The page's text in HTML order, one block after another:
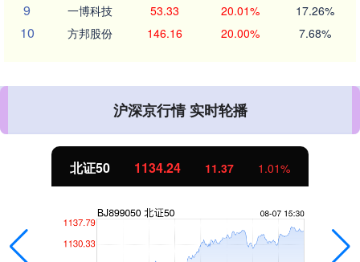
9 一博科技 53.33 20.01% 17.26%
10 方邦股份 146.16 20.00% 7.68%
沪深京行情 实时轮播
北证50 1134.24 11.37 1.01%